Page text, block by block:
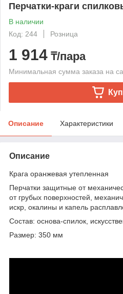
Перчатки-краги
В наличии
Код: 244
Розница
1 914 ₸/пара
Минимальная сумма заказа на
Описание Характеристики
Описание
Крага оранжевая утепленная
Перчатки защитные от
от грубых поверхностей,
искр, окалины и капель
Состав: основа-спилок,
Размер: 350 мм